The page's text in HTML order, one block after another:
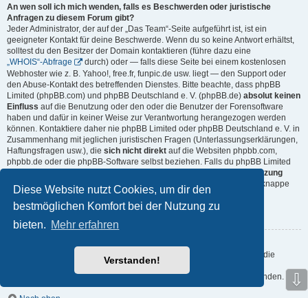
Diese Website nutzt Cookies, um dir den
bestmöglichen Komfort bei der Nutzung zu
bieten. Mehr erfahren
Verstanden!
An wen soll ich mich wenden, falls es Beschwerden oder juristische
Anfragen zu diesem Forum gibt?
Jeder Administrator, der auf der „Das Team“-Seite aufgeführt ist, ist ein
geeigneter Kontakt für deine Beschwerde. Wenn du so keine Antwort erhältst,
solltest du den Besitzer der Domain kontaktieren (führe dazu eine
„WHOIS“-Abfrage
durch) oder — falls diese Seite bei einem kostenlosen
Webhoster wie z. B. Yahoo!, free.fr, funpic.de usw. liegt — den Support oder
den Abuse-Kontakt des betreffenden Dienstes. Bitte beachte, dass phpBB
Limited (phpBB.com) und phpBB Deutschland e. V. (phpBB.de) absolut keinen
Einfluss auf die Benutzung oder den oder die Benutzer der Forensoftware
haben und dafür in keiner Weise zur Verantwortung herangezogen werden
können. Kontaktiere daher nie phpBB Limited oder phpBB Deutschland e. V. in
Zusammenhang mit jeglichen juristischen Fragen (Unterlassungserklärungen,
Haftungsfragen usw.), die sich nicht direkt auf die Websiten phpbb.com,
phpbb.de oder die phpBB-Software selbst beziehen. Falls du phpBB Limited
Softwarenutzung
durch Dritte betreffen, so wirst du, wenn überhaupt, höchstens eine knappe
Antwort erhalten.
Alle Benutzer des Boards können das Kontaktformular nutzen, wenn die
Funktion durch die Board-Administration aktiviert wurde.
Mitglieder des Boards können zusätzlich den Link „Das Team“ verwenden.
⇩